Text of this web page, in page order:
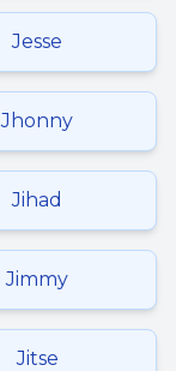
Jesse
Jhonny
Jihad
Jimmy
Jitse